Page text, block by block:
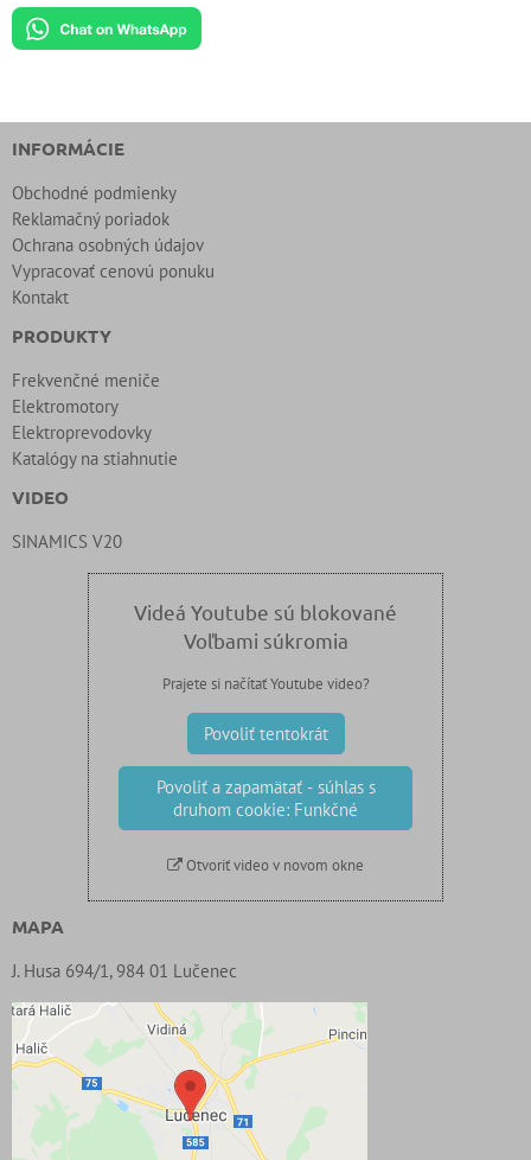
INFORMÁCIE
Obchodné podmienky
Reklamačný poriadok
Ochrana osobných údajov
Vypracovať cenovú ponuku
Kontakt
PRODUKTY
Frekvenčné meniče
Elektromotory
Elektroprevodovky
Katalógy na stiahnutie
VIDEO
SINAMICS V20
Videá Youtube sú blokované
Voľbami súkromia
Prajete si načítať Youtube video?
Povoliť tentokrát
Povoliť a zapamätať - súhlas s
druhom cookie: Funkčné
Otvoriť video v novom okne
MAPA
J. Husa 694/1, 984 01 Lučenec